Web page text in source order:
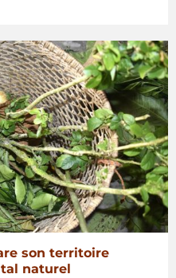
»
son territoire
naturel